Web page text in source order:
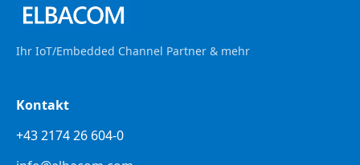
Ihr IoT/Embedded Channel Partner & mehr
Kontakt
+43 2174 26 604-0